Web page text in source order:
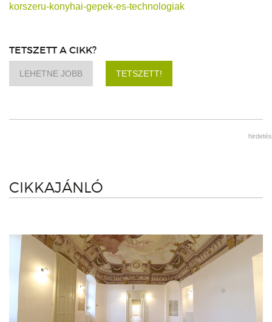
korszeru-konyhai-gepek-es-technologiak
TETSZETT A CIKK?
LEHETNE JOBB TETSZETT!
hirdetés
CIKKAJÁNLÓ